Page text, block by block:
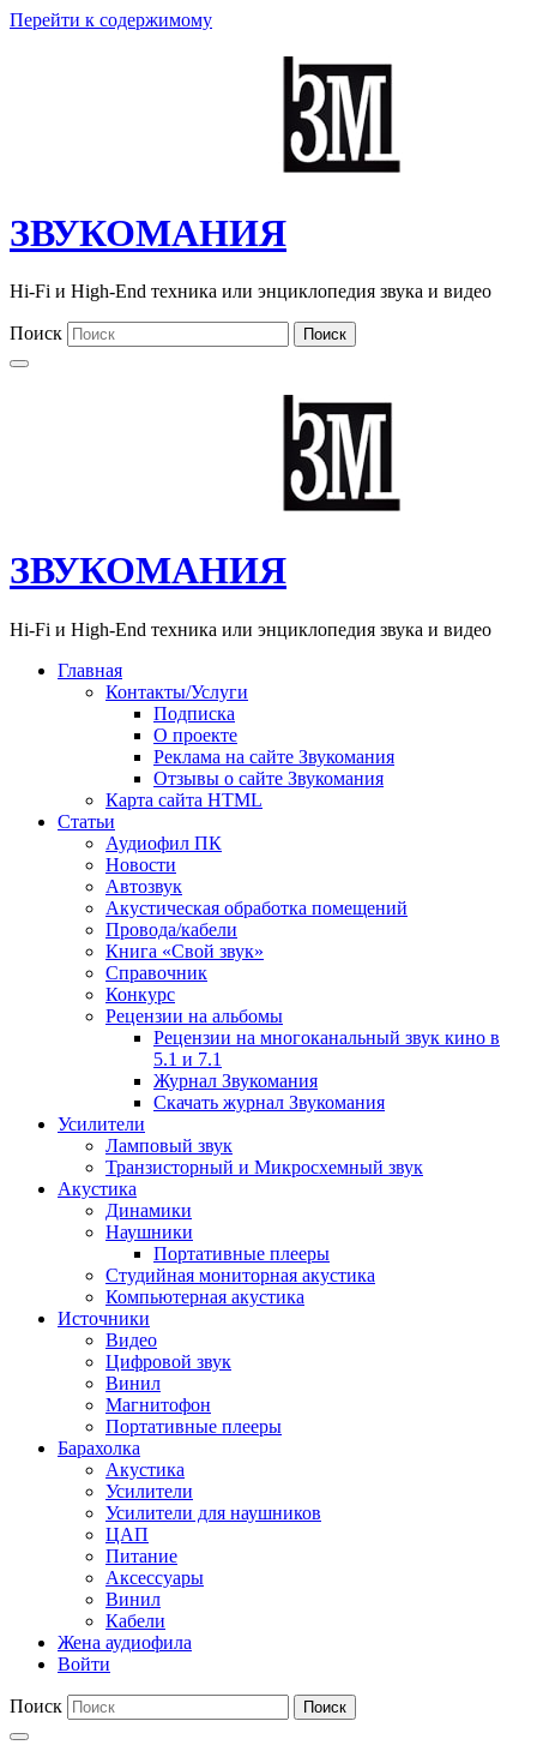
Перейти к содержимому
ЗВУКОМАНИЯ
Hi-Fi и High-End техника или энциклопедия звука и видео
Поиск Поиск
ЗВУКОМАНИЯ
Hi-Fi и High-End техника или энциклопедия звука и видео
Главная
Контакты/Услуги
Подписка
О проекте
Реклама на сайте Звукомания
Отзывы о сайте Звукомания
Карта сайта HTML
Статьи
Аудиофил ПК
Новости
Автозвук
Акустическая обработка помещений
Провода/кабели
Книга «Свой звук»
Справочник
Конкурс
Рецензии на альбомы
Рецензии на многоканальный звук кино в
5.1 и 7.1
Журнал Звукомания
Скачать журнал Звукомания
Усилители
Ламповый звук
Транзисторный и Микросхемный звук
Акустика
Динамики
Наушники
Портативные плееры
Студийная мониторная акустика
Компьютерная акустика
Источники
Видео
Цифровой звук
Винил
Магнитофон
Портативные плееры
Барахолка
Акустика
Усилители
Усилители для наушников
ЦАП
Питание
Аксессуары
Винил
Кабели
Жена аудиофила
Войти
Поиск Поиск